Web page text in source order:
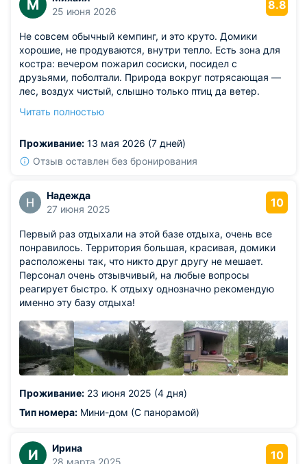
М
25 июня 2026
8.8
Не совсем обычный кемпинг, и это круто. Домики
хорошие, не продуваются, внутри тепло. Есть зона для
костра: вечером пожарил сосиски, посидел с
друзьями, поболтали. Природа вокруг потрясающая —
лес, воздух чистый, слышно только птиц да ветер.
окунуться.
местности с маршрутами для прогулок. Так бы было
проще сориентироваться, куда идти.
Читать полностью
Проживание: 13 мая 2026 (7 дней)
Отзыв оставлен без бронирования
Надежда
27 июня 2025
10
Первый раз отдыхали на этой базе отдыха, очень все
понравилось. Территория большая, красивая, домики
расположены так, что никто друг другу не мешает.
Персонал очень отзывчивый, на любые вопросы
реагирует быстро. К отдыху однозначно рекомендую
именно эту базу отдыха!
Проживание: 23 июня 2025 (4 дня)
Тип номера: Мини-дом (С панорамой)
И
Ирина
28 марта 2025
10